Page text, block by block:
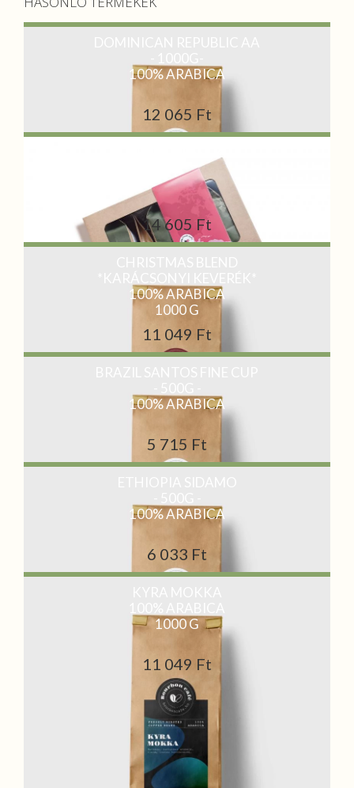
100% ARABICA
12 065 Ft
14 605 Ft
100% ARABICA
1000 G
11 049 Ft
100% ARABICA
5 715 Ft
100% ARABICA
6 033 Ft
1000 G
11 049 Ft
Ingyenes szállítás 25.000 Ft feletti vásárlás esetén!
Rendelését az ország minden területén házhoz szállítjuk
MPL futárszolgálattal akár 1 munkanapos szállítással. További
információt a szállításról aSzállítás és fizetés